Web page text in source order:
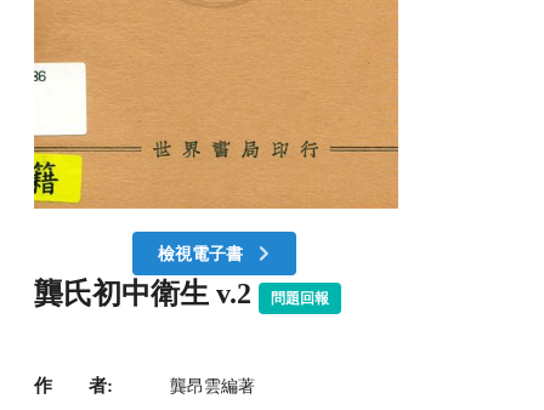
檢視電子書
龔氏初中衛生 v.2 問題回報
作 者: 龔昂雲編著